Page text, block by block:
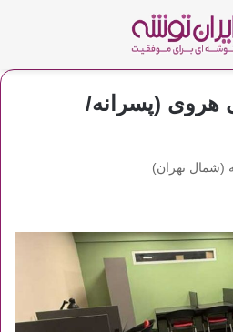
هروی (پسرانه/
(شمال تهران)